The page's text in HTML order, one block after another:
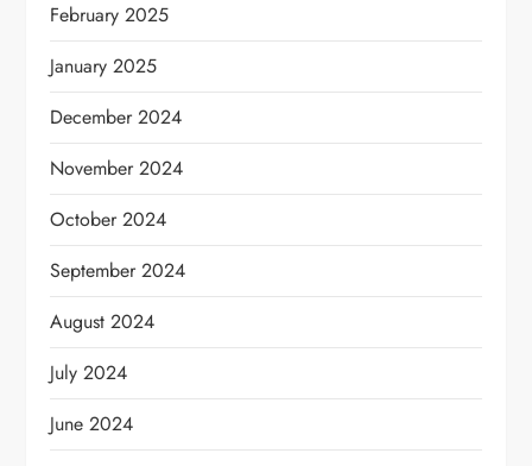
February 2025
January 2025
December 2024
November 2024
October 2024
September 2024
August 2024
July 2024
June 2024